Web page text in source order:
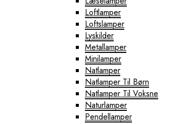
Loftlamper
Loftslamper
Lyskilder
Metallamper
Minilamper
Natlamper
Natlamper Til Børn
Natlamper Til Voksne
Naturlamper
Pendellamper